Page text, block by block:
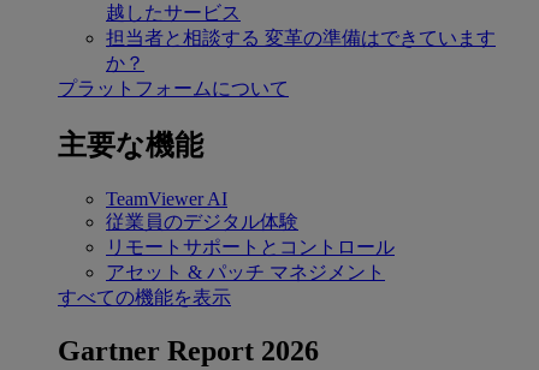
越したサービス
担当者と相談する 変革の準備はできています
か？
プラットフォームについて
主要な機能
TeamViewer AI
従業員のデジタル体験
リモートサポートとコントロール
アセット & パッチ マネジメント
すべての機能を表示
Gartner Report 2026